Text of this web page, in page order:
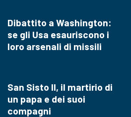
Dibattito a Washington:
se gli Usa esauriscono i
loro arsenali di missili
San Sisto II, il martirio di
un papa e dei suoi
compagni